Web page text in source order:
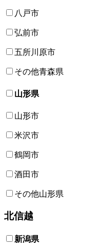
八戸市
弘前市
五所川原市
その他青森県
山形県
山形市
米沢市
鶴岡市
酒田市
その他山形県
北信越
新潟県